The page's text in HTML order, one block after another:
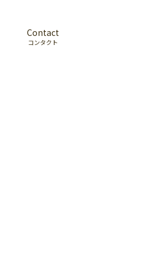
Contact
コンタクト